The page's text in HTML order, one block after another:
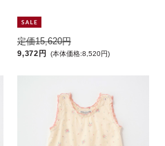
定価15,620円
9,372円 (本体価格:8,520円)